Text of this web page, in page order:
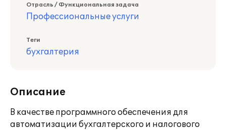
Отрасль / Функциональная задача
Профессиональные услуги
Теги
бухгалтерия
Описание
В качестве программного обеспечения для
автоматизации бухгалтерского и налогового